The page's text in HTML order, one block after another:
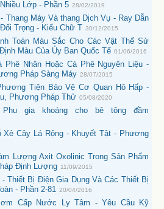
Lớp - Phần 5 28/02/2019
Thang Máy Và thang Dịch Vụ - Ray Dẫn
Trọng - Kiểu Chữ T 30/12/2015
Toán Màu Sắc Cho Các Vật Thể Sử
Màu Của Ủy Ban Quốc Tế 01/06/2016
Phê Nhân Hoặc Cà Phê Nguyên Liệu -
Pháp Sàng Máy 28/07/2015
Tiện Bảo Vệ Cơ Quan Hô Hấp -
Phương Pháp Thử 05/08/2020
Phụ gia khoáng cho bê tông đầm
Xẻ Cây Lá Rộng - Khuyết Tật - Phương
Lượng Axit Oxolinic Trong Sản Phẩm
Định Lượng 11/09/2015
- Thiết Bị Điện Gia Dụng Và Các Thiết Bị
- Phần 2-81
20/04/2016
Cấp Nước Ly Tâm - Yêu Cầu Kỹ